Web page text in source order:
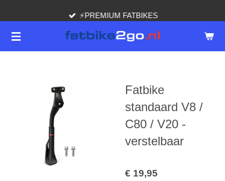
naar
de
⚡️PREMIUM FATBIKES
Fatbike
standaard V8 /
C80 / V20 -
verstelbaar
€ 19,95